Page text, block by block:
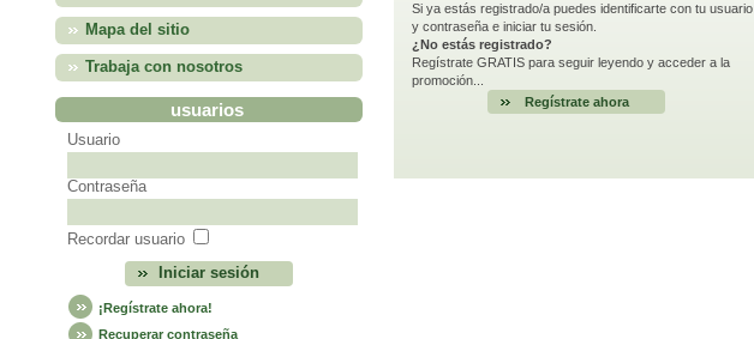
Mapa del sitio
Trabaja con nosotros
usuarios
Usuario
Contraseña
Recordar usuario
¡Regístrate ahora!
Recuperar contraseña
Si ya estás registrado/a puedes identificarte con tu usuario
y contraseña e iniciar tu sesión.
¿No estás registrado?
Regístrate GRATIS para seguir leyendo y acceder a la
promoción...
Regístrate ahora